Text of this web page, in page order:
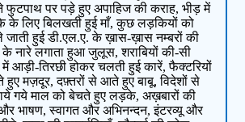
पर पड़े हुए अपाहिज की कराह, भीड़ में
लिए बिलखती हुई माँ, कुछ लड़कियों को
हुई डी.एल.ए. के ख़ास-ख़ास नम्बरों की
के नारे लगाता हुआ जुलूस, शराबियों की-सी
आड़ी-तिरछी होकर चलती हुई कारें, फैक्टरियों
मज़दूर, दफ़्तरों से आते हुए बाबू, विदेशों से
गये माल को बेचते हुए लड़के, अख़बारों की
भाषण, स्वागत और अभिनन्दन, इंटरव्यू और